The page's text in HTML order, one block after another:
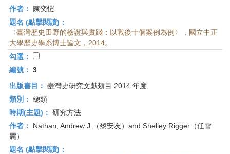
作者：
陳奕愷
題名 (點擊閱讀)：
〈臺灣歷史田野的檢證與實踐：以戰後十個案例為例〉，國立中正
大學歷史學系博士論文，2014。
勾選：
編號： 3
出版書目： 臺灣史研究文獻類目 2014 年度
類別： 總類
時期(主題)： 研究方法
作者：
Nathan, Andrew J.（黎安友）and Shelley Rigger（任雪
麗）
題名 (點擊閱讀)：